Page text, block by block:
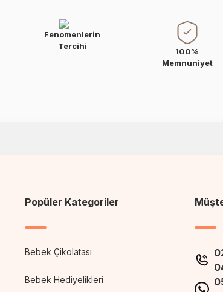
Fenomenlerin
Tercihi
100%
Memnuniyet
Popüler Kategoriler
Bebek Çikolatası
Bebek Hediyelikleri